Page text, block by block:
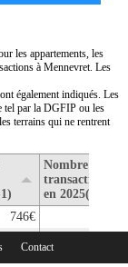
Contact
les appartements, les
à Mennevret. Les
également indiqués. Les
tel par la DGFIP ou les
terrains qui ne rentrent
Nombre de
transactions
en 2025(p)(S1)
746€